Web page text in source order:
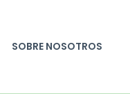
SOBRE NOSOTROS